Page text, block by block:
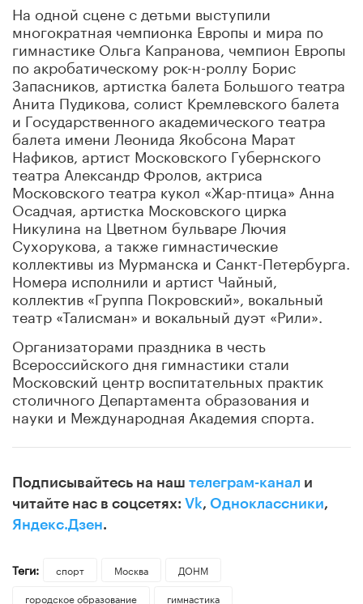
На одной сцене с детьми выступили
многократная чемпионка Европы и мира по
гимнастике Ольга Капранова, чемпион Европы
по акробатическому рок-н-роллу Борис
Запасников, артистка балета Большого театра
Анита Пудикова, солист Кремлевского балета
и Государственного академического театра
балета имени Леонида Якобсона Марат
Нафиков, артист Московского Губернского
театра Александр Фролов, актриса
Московского театра кукол «Жар-птица» Анна
Осадчая, артистка Московского цирка
Никулина на Цветном бульваре Лючия
Сухорукова, а также гимнастические
коллективы из Мурманска и Санкт-Петербурга.
Номера исполнили и артист Чайный,
коллектив «Группа Покровский», вокальный
театр «Талисман» и вокальный дуэт «Рили».
Организаторами праздника в честь
Всероссийского дня гимнастики стали
Московский центр воспитательных практик
столичного Департамента образования и
науки и Международная Академия спорта.
Подписывайтесь на наш телеграм-канал и
читайте нас в соцсетях: Vk, Одноклассники,
Яндекс.Дзен.
Теги: спорт Москва
ДОНМ
городское образование
гимнастика